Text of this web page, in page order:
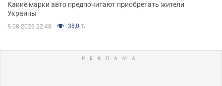
Какие марки авто предпочитают приобретать жители
Украины
9.08.2026 22:48 38,0 т.